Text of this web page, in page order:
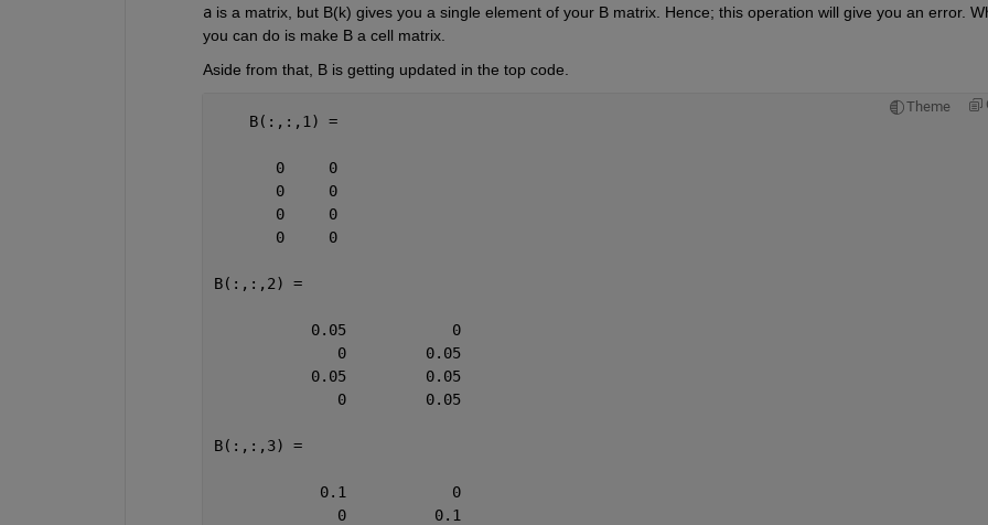
a is a matrix, but B(k) gives you a single element of your B matrix. Hence; this operation will give you an error.
you can do is make B a cell matrix.
Aside from that, B is getting updated in the top code.
Theme
    B(:,:,1) =
       0     0
       0     0
       0     0
       0     0
B(:,:,2) =
           0.05            0
              0         0.05
           0.05         0.05
              0         0.05
B(:,:,3) =
            0.1            0
              0          0.1